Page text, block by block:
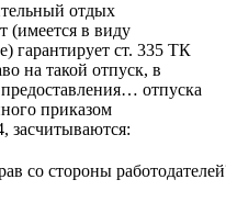
отдых
(имеется в виду
гарантирует ст. 335 ТК
на такой отпуск, в
отпуска
приказом
засчитываются:
со стороны